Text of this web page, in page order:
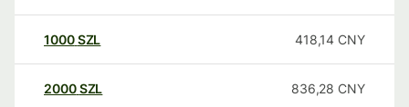
1000SZL 418,14 CNY
2000SZL 836,28 CNY